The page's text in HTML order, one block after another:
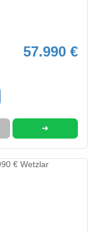
57.990 €
➜